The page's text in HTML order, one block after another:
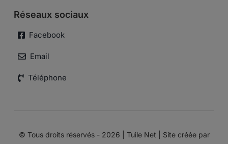
Réseaux sociaux
Facebook
Email
Téléphone
© Tous droits réservés - 2026 | Tuile Net | Site créée par